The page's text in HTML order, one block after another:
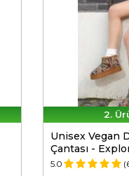
2.
Unisex Vegan
Çantası -
5.0